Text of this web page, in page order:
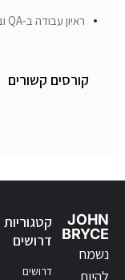
ראיון עבודה ב-QA ובדיקות אוטומציה: איך חושבים כמו בודק תוכנה
קורסים קשורים
JOHN
BRYCE
נשמח
להיות
קטגוריות
דרושים
דרושים